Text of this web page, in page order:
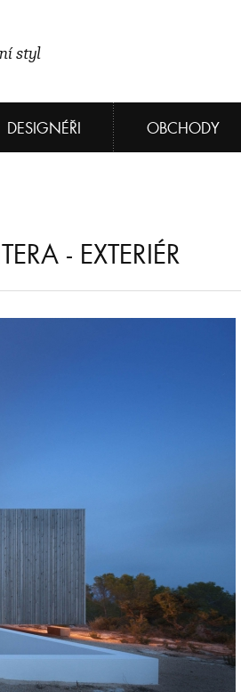
styl
DESIGNÉŘI OBCHODY
- EXTERIÉR